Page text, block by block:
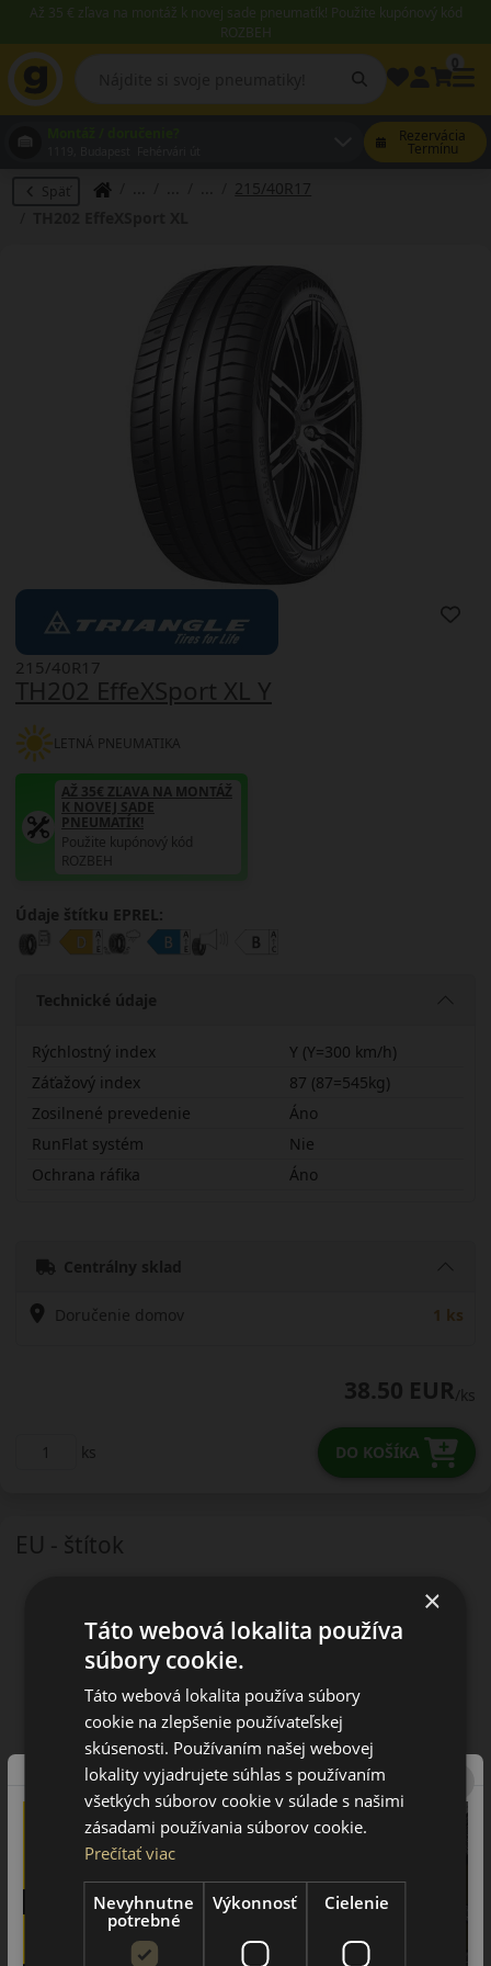
Až 35 € zľava na montáž k novej sade pneumatík! Použite kupónový kód
ROZBEH
Rezervácia
Termínu
Späť
215/40R17
TH202 EffeXSport XL Y
215/40R17
LETNÁ PNEUMATIKA
AŽ 35€ ZĽAVA NA MONTÁŽ
K NOVEJ SADE
PNEUMATÍK!
Použite kupónový kód
ROZBEH
Údaje štítku EPREL:
Technické údaje
Rýchlostný index
Y (Y=300 km/h)
Záťažový index
87 (87=545kg)
Zosilnené prevedenie
Áno
RunFlat systém
Nie
Ochrana ráfika
Áno
Centrálny sklad
Doručenie domov 1 ks
38.50 EUR/ks
ks DO KOŠÍKA
EU - štítok
×
Táto webová lokalita používa
súbory cookie.
Táto webová lokalita používa súbory
cookie na zlepšenie používateľskej
skúsenosti. Používaním našej webovej
lokality vyjadrujete súhlas s používaním
všetkých súborov cookie v súlade s našimi
zásadami používania súborov cookie.
Prečítať viac
Nevyhnutne
potrebné
Výkonnosť Cielenie